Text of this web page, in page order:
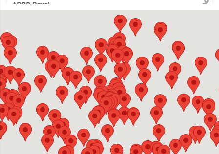
ADBB Revel
31250REVEL
AGILE SRL
VIA TORINO 4 -IT - 10060 ROLETTO
APOTHEOSE
AVENUE DU BEL HORIZON 19 -BE -6530 THUIN
ARTHUR ET ZOE SPRL
RUE DE FRANCE 34 - BE -7711 DOTTIGNIES